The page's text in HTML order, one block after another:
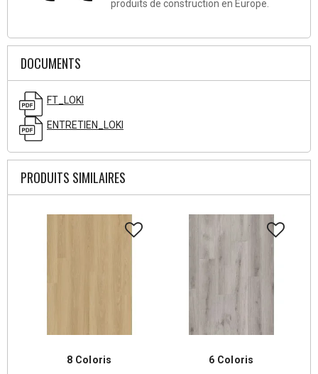
produits de construction en Europe.
DOCUMENTS
FT_LOKI
ENTRETIEN_LOKI
PRODUITS SIMILAIRES
8 Coloris 6 Coloris